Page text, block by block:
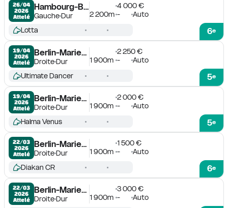
26/04
2026
Attelé
Hambourg-Bahrenfeld
GaucheDur
4 000 €
2 200m - Auto
6e
Lotta
19/04
2026
Attelé
Berlin-Mariendorf
DroiteDur
2 250 €
1 900m - Auto
5e
Ultimate Dancer
19/04
2026
Attelé
Berlin-Mariendorf
DroiteDur
2 000 €
1 900m - Auto
5e
Halma Venus
22/03
2026
Attelé
Berlin-Mariendorf
DroiteDur
1 500 €
1 900m - Auto
6e
Diakan CR
22/03
2026
Attelé
Berlin-Mariendorf
DroiteDur
3 000 €
1 900m - Auto